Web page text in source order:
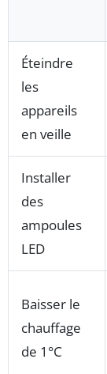
Éteindre
les
appareils
en veille
Installer
des
ampoules
LED
Baisser le
chauffage
de 1°C